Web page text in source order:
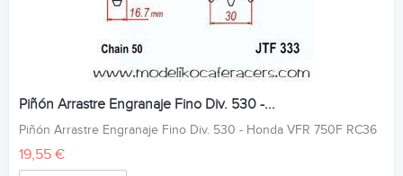
Piñón Arrastre Engranaje Fino Div. 530 -...
Piñón Arrastre Engranaje Fino Div. 530 - Honda VFR 750F RC36
19,55 €